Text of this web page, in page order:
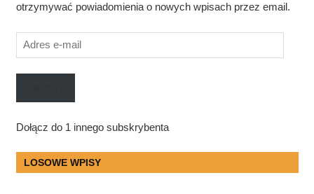
otrzymywać powiadomienia o nowych wpisach przez email.
Adres
e-
mail
Dołącz do 1 innego subskrybenta
LOSOWE WPISY